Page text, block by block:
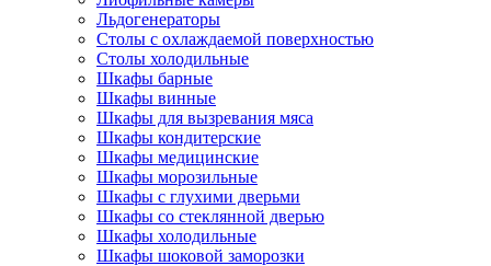
Льдогенераторы
Столы с охлаждаемой поверхностью
Столы холодильные
Шкафы барные
Шкафы винные
Шкафы для вызревания мяса
Шкафы кондитерские
Шкафы медицинские
Шкафы морозильные
Шкафы с глухими дверьми
Шкафы со стеклянной дверью
Шкафы холодильные
Шкафы шоковой заморозки